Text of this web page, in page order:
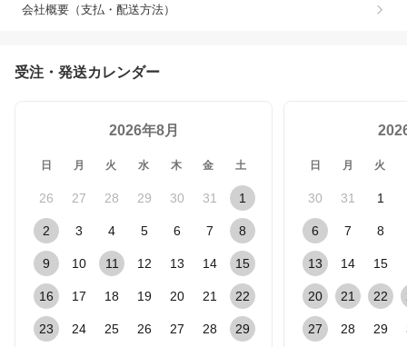
会社概要（支払・配送方法）
受注・発送カレンダー
2026年8月
日 月 火 水 木 金 土
26 27 28 29 30 31 1
2 3 4 5 6 7 8
9 10 11 12 13 14 15
16 17 18 19 20 21 22
23 24 25 26 27 28 29
日 月 火
30 31 1
6 7 8
13 14 15
20 21 22
27 28 29